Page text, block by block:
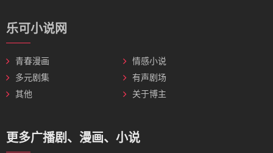
乐可小说网
青春漫画
情感小说
多元剧集
有声剧场
其他
关于博主
更多广播剧、漫画、小说